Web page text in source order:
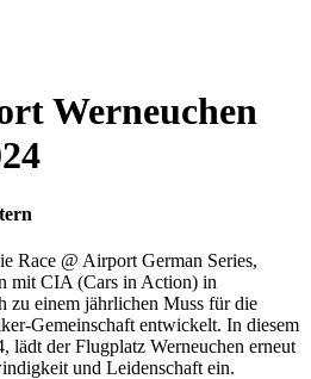
Werneuchen
Race @ Airport German Series,
mit CIA (Cars in Action) in
zu einem jährlichen Muss für die
Gemeinschaft entwickelt. In diesem
lädt der Flugplatz Werneuchen erneut
und Leidenschaft ein.